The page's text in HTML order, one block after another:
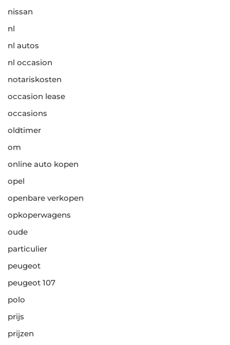
nissan
nl
nl autos
nl occasion
notariskosten
occasion lease
occasions
oldtimer
om
online auto kopen
opel
openbare verkopen
opkoperwagens
oude
particulier
peugeot
peugeot 107
polo
prijs
prijzen